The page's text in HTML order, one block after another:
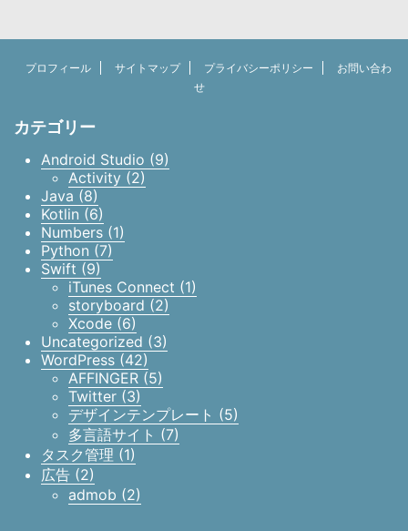
プロフィール サイトマップ プライバシーポリシー
お問い合わ
せ
カテゴリー
Android Studio (9)
Activity (2)
Java (8)
Kotlin (6)
Numbers (1)
Python (7)
Swift (9)
iTunes Connect (1)
storyboard (2)
Xcode (6)
Uncategorized (3)
WordPress (42)
AFFINGER (5)
Twitter (3)
デザインテンプレート (5)
多言語サイト (7)
タスク管理 (1)
広告 (2)
admob (2)